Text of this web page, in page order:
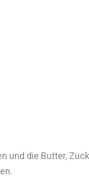
und die Butter,